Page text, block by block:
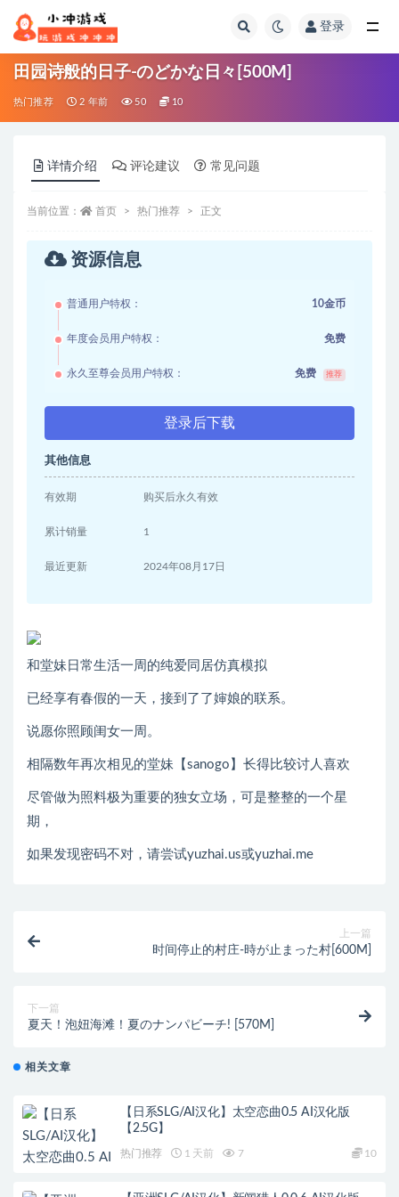
登录
田园诗般的日子-のどかな日々[500M]
热门推荐 2 年前 50 10
详情介绍 评论建议 常见问题
当前位置： 首页 热门推荐 正文
资源信息
普通用户特权： 10金币
年度会员用户特权： 免费
永久至尊会员用户特权： 免费 推荐
登录后下载
其他信息
有效期 购买后永久有效
累计销量 1
最近更新 2024年08月17日
和堂妹日常生活一周的纯爱同居仿真模拟
已经享有春假的一天，接到了了婶娘的联系。
说愿你照顾闺女一周。
相隔数年再次相见的堂妹【sanogo】长得比较讨人喜欢
尽管做为照料极为重要的独女立场，可是整整的一个星
期，
如果发现密码不对，请尝试yuzhai.us或yuzhai.me
上一篇
时间停止的村庄-時が止まった村[600M]
下一篇
夏天！泡妞海滩！夏のナンパビーチ! [570M]
相关文章
【日系SLG/AI汉化】太空恋曲0.5 AI汉化版
【2.5G】
热门推荐 1 天前 7 10